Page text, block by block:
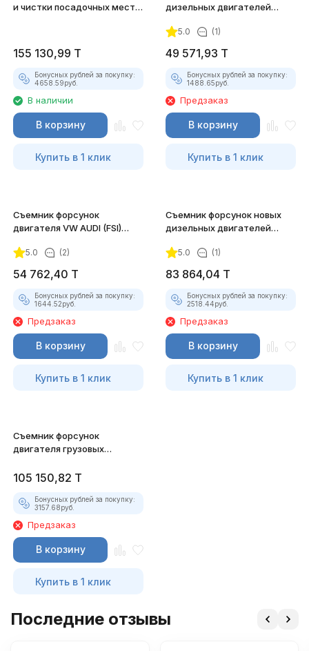
и чистки посадочных мест
155 130,99 T
Бонусных рублей за покупку:
4658.59руб.
В наличии
В корзину
Купить в 1 клик
дизельных двигателей
5.0 (1)
49 571,93 T
Бонусных рублей за покупку:
1488.65руб.
Предзаказ
В корзину
Купить в 1 клик
Съемник форсунок
двигателя VW AUDI (FSI)
5.0 (2)
54 762,40 T
Бонусных рублей за покупку:
1644.52руб.
Предзаказ
В корзину
Купить в 1 клик
Съемник форсунок новых
дизельных двигателей
5.0 (1)
83 864,04 T
Бонусных рублей за покупку:
2518.44руб.
Предзаказ
В корзину
Купить в 1 клик
Съемник форсунок
двигателя грузовых
105 150,82 T
Бонусных рублей за покупку:
3157.68руб.
Предзаказ
В корзину
Купить в 1 клик
Последние отзывы